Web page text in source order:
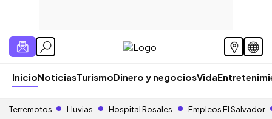
InicioNoticiasTurismoDinero y negociosVida
Terremotos Lluvias Hospital Rosales Empleos El Salvador